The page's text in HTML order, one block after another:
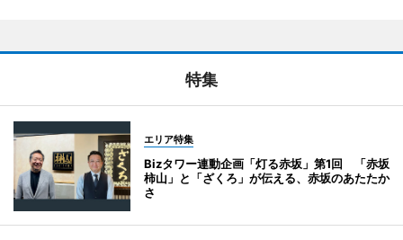
特集
エリア特集
Bizタワー連動企画「灯る赤坂」第1回 「赤坂
柿山」と「ざくろ」が伝える、赤坂のあたたか
さ